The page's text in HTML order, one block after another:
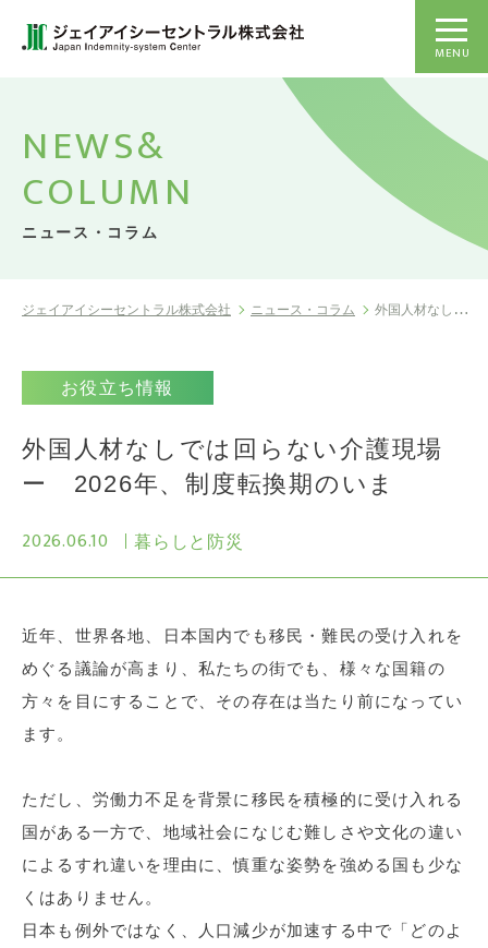
MENU
NEWS&
COLUMN
ニュース・コラム
ジェイアイシーセントラル株式会社 ニュース・コラム 外国人材なしでは回らない介護現場ー 20...
お役立ち情報
外国人材なしでは回らない介護現場
ー 2026年、制度転換期のいま
2026.06.10 暮らしと防災
近年、世界各地、日本国内でも移民・難民の受け入れを
めぐる議論が高まり、私たちの街でも、様々な国籍の
方々を目にすることで、その存在は当たり前になってい
ます。
ただし、労働力不足を背景に移民を積極的に受け入れる
国がある一方で、地域社会になじむ難しさや文化の違い
によるすれ違いを理由に、慎重な姿勢を強める国も少な
くはありません。
日本も例外ではなく、人口減少が加速する中で「どのよ